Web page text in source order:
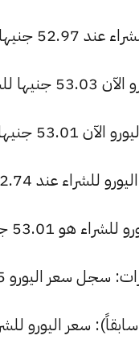
عند 53.34 جنيها.
للبيع.
و 53.47 للبيع.
وللبيع عند 53.47 جنيها.
وللبيع 53.47 جنيها.
جنيها للشراء و 53.52 للبيع.
للشراء هو 53.04 جنيها، وللبيع